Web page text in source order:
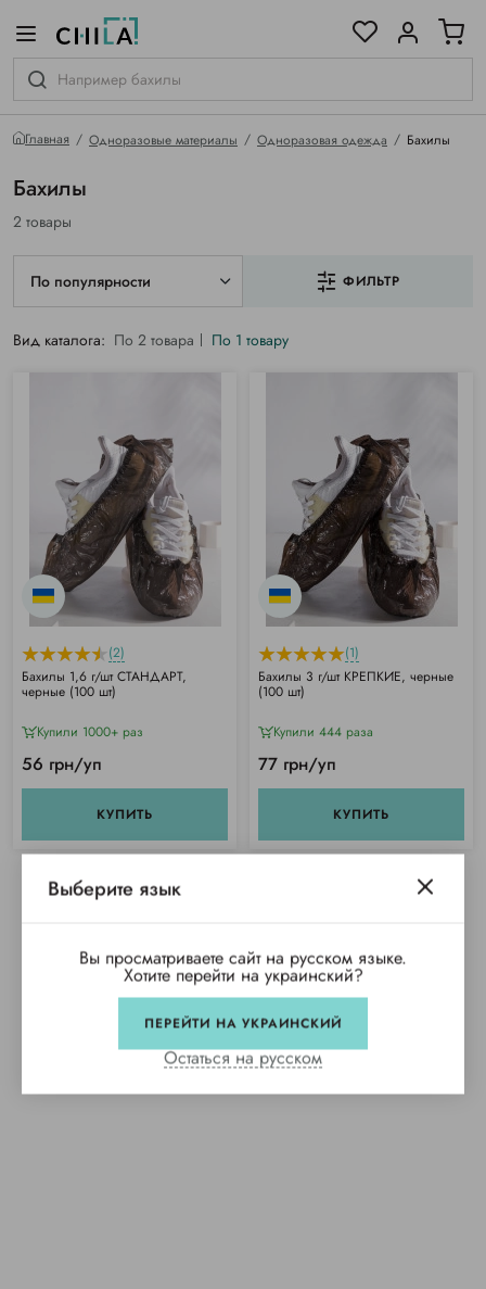
Главная Одноразовые материалы Одноразовая одежда Бахилы
Бахилы
2 товары
По популярности ФИЛЬТР
Вид каталога: По 2 товара По 1 товару
(2)
Бахилы 1,6 г/шт СТАНДАРТ,
черные (100 шт)
Купили 1000+ раз
56 грн/уп
КУПИТЬ
(1)
Бахилы 3 г/шт КРЕПКИЕ, черные
(100 шт)
Купили 444 раза
77 грн/уп
КУПИТЬ
гамме
Выберите язык
Вы просматриваете сайт на русском языке.
Хотите перейти на украинский?
ПЕРЕЙТИ НА УКРАИНСКИЙ
Остаться на русском